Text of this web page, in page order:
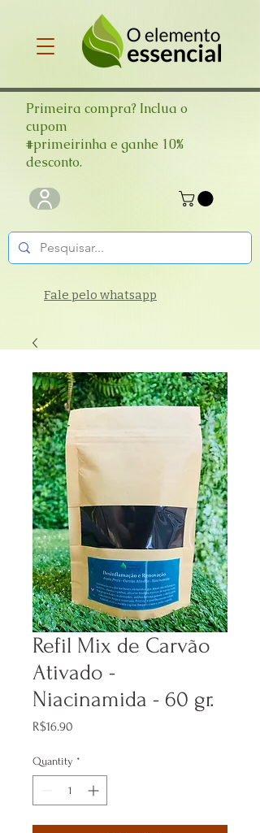
Primeira compra? Inclua o
cupom
#primeirinha e ganhe 10%
desconto.
Fale pelo whatsapp
Refil Mix de Carvão
Ativado -
Niacinamida - 60 gr.
R$16.90
Quantity *